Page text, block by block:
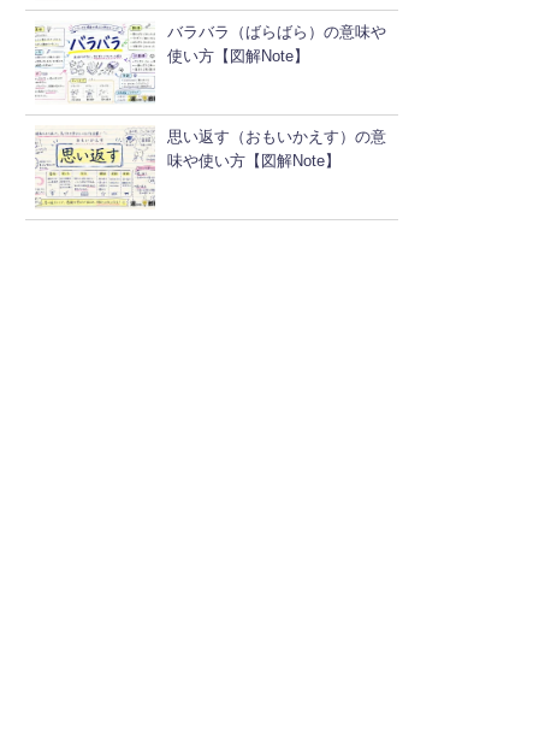
バラバラ（ばらばら）の意味や
使い方【図解Note】
思い返す（おもいかえす）の意
味や使い方【図解Note】